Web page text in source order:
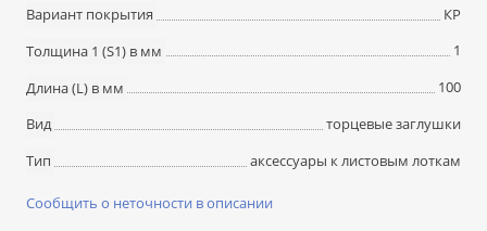
Вариант покрытия
КР
Толщина 1 (S1) в мм
1
Длина (L) в мм
100
Вид
торцевые заглушки
Тип
аксессуары к листовым лоткам
Сообщить о неточности в описании